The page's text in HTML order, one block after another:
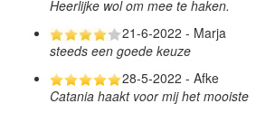
Heerlijke wol om mee te haken.
21-6-2022 - Marja
steeds een goede keuze
28-5-2022 - Afke
Catania haakt voor mij het mooiste